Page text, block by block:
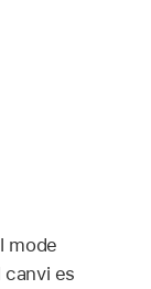
mode
canvi es